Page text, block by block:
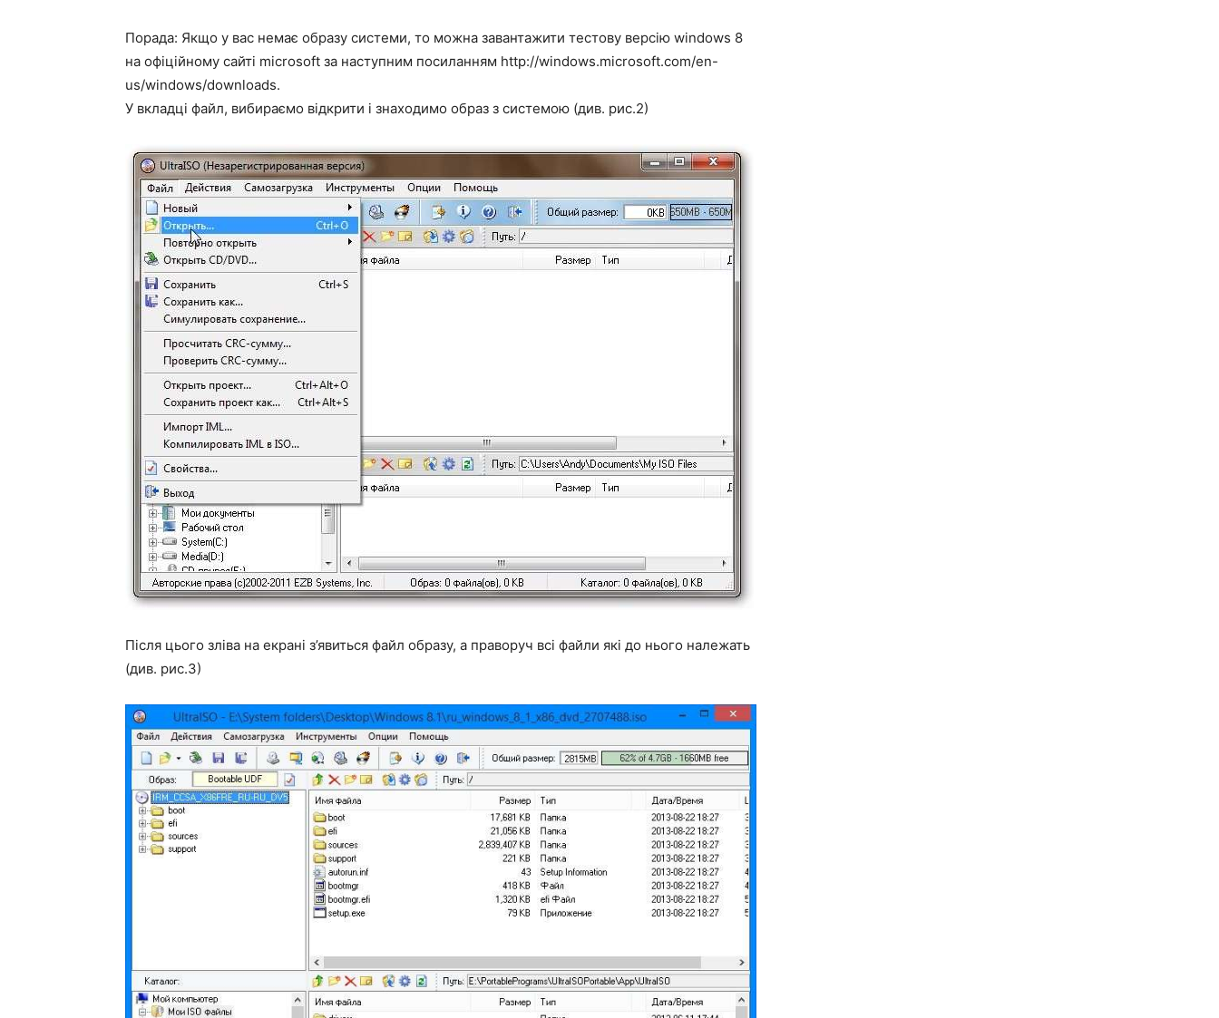
Порада: Якщо у вас немає образу системи, то можна завантажити тестову версію windows 8
на офіційному сайті microsoft за наступним посиланням http://windows.microsoft.com/en-
us/windows/downloads.
У вкладці файл, вибираємо відкрити і знаходимо образ з системою (див. рис.2)
Після цього зліва на екрані з’явиться файл образу, а праворуч всі файли які до нього належать
(див. рис.3)